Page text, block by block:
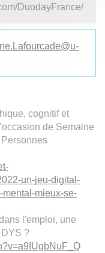
DuodayFrance/
@u-
cognitif et
de Semaine
un-jeu-digital-
mieux-se-
l'emploi, une
?